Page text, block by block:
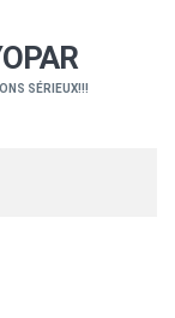
SÉRIEUX!!!